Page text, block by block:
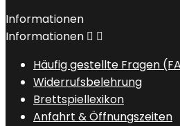
Informationen
Informationen  
Häufig gestellte Fragen
Widerrufsbelehrung
Brettspiellexikon
Anfahrt & Öffnungszeiten